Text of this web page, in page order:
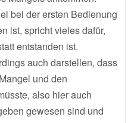
bei der ersten Bedienung
ist, spricht vieles dafür,
entstanden ist.
auch darstellen, dass
und den
also hier auch
gewesen sind und